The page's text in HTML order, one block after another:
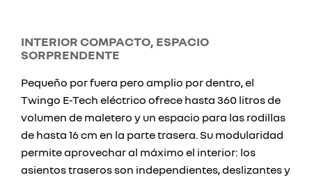
INTERIOR COMPACTO, ESPACIO
SORPRENDENTE
Pequeño por fuera pero amplio por dentro, el
Twingo E-Tech eléctrico ofrece hasta 360 litros de
volumen de maletero y un espacio para las rodillas
de hasta 16 cm en la parte trasera. Su modularidad
permite aprovechar al máximo el interior: los
asientos traseros son independientes, deslizantes y